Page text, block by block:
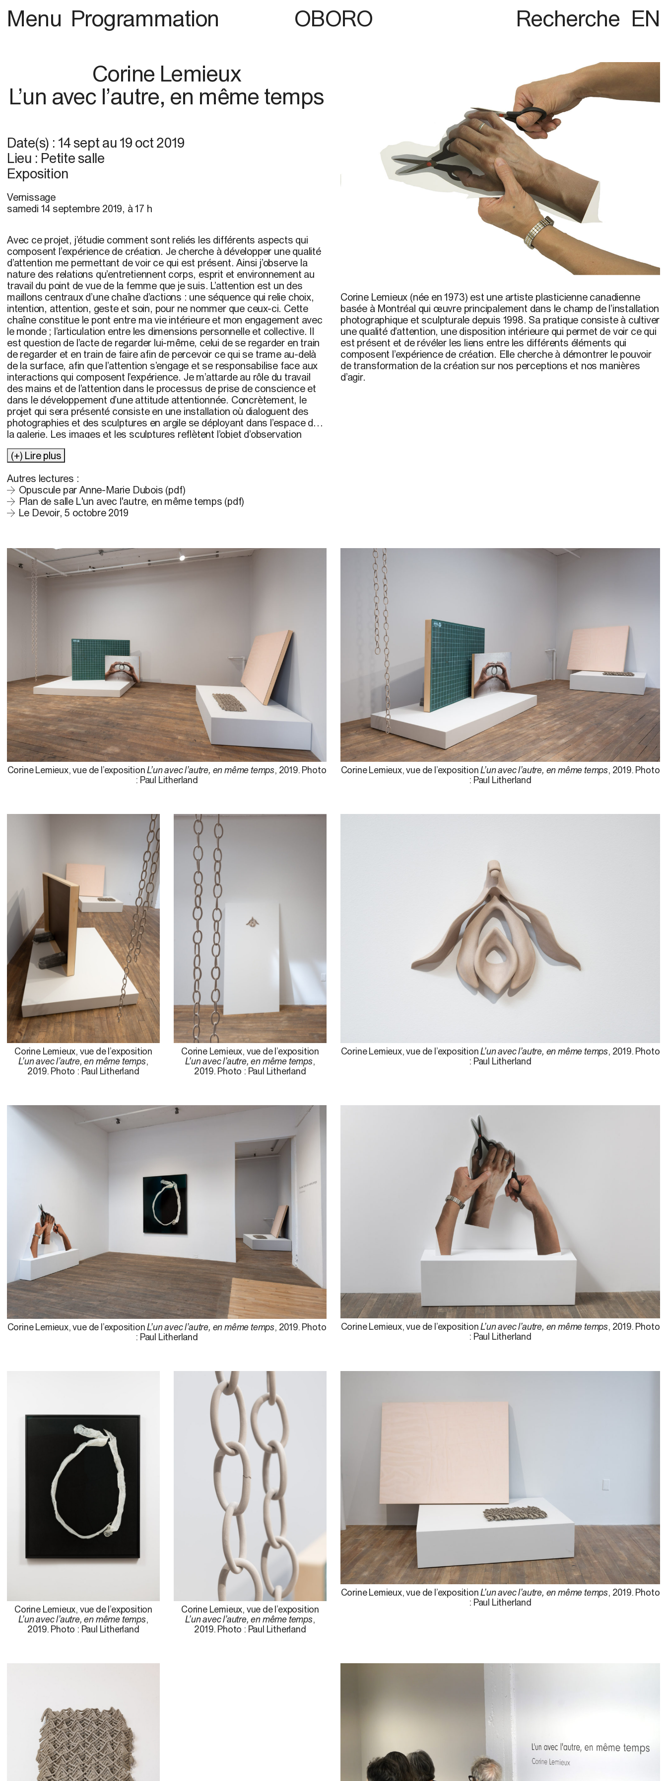
Menu Programmation OBORO Recherche EN
Corine Lemieux
L’un avec l’autre, en même temps
Date(s) : 14 sept au 19 oct 2019
Lieu : Petite salle
Exposition
Vernissage
samedi 14 septembre 2019, à 17 h
Avec ce projet, j’étudie comment sont reliés les différents aspects qui
composent l’expérience de création. Je cherche à développer une qualité
d’attention me permettant de voir ce qui est présent. Ainsi j’observe la
nature des relations qu’entretiennent corps, esprit et environnement au
travail du point de vue de la femme que je suis. L’attention est un des
maillons centraux d’une chaîne d’actions : une séquence qui relie choix,
intention, attention, geste et soin, pour ne nommer que ceux-ci. Cette
chaîne constitue le pont entre ma vie intérieure et mon engagement avec
le monde ; l’articulation entre les dimensions personnelle et collective. Il
est question de l’acte de regarder lui-même, celui de se regarder en train
de regarder et en train de faire afin de percevoir ce qui se trame au-delà
de la surface, afin que l’attention s’engage et se responsabilise face aux
interactions qui composent l’expérience. Je m’attarde au rôle du travail
des mains et de l’attention dans le processus de prise de conscience et
dans le développement d’une attitude attentionnée. Concrètement, le
projet qui sera présenté consiste en une installation où dialoguent des
photographies et des sculptures en argile se déployant dans l’espace de
la galerie. Les images et les sculptures reflètent l’objet d’observation
qu’est ici la pratique de création et sa capacité à activer de nouvelles
relations.
(+) Lire plus
Autres lectures :
Opuscule par Anne-Marie Dubois (pdf)
Plan de salle L'un avec l'autre, en même temps (pdf)
Le Devoir, 5 octobre 2019
Corine Lemieux (née en 1973) est une artiste plasticienne canadienne
basée à Montréal qui œuvre principalement dans le champ de l’installation
photographique et sculpturale depuis 1998. Sa pratique consiste à cultiver
une qualité d’attention, une disposition intérieure qui permet de voir ce qui
est présent et de révéler les liens entre les différents éléments qui
composent l’expérience de création. Elle cherche à démontrer le pouvoir
de transformation de la création sur nos perceptions et nos manières
d’agir.
Corine Lemieux, vue de l’expositionL’un avec l’autre, en même temps, 2019. Photo
: Paul Litherland
Corine Lemieux, vue de l’expositionL’un avec l’autre, en même temps, 2019. Photo
: Paul Litherland
Corine Lemieux, vue de l’exposition
L’un avec l’autre, en même temps,
2019. Photo : Paul Litherland
Corine Lemieux, vue de l’exposition
L’un avec l’autre, en même temps,
2019. Photo : Paul Litherland
Corine Lemieux, vue de l’expositionL’un avec l’autre, en même temps, 2019. Photo
: Paul Litherland
Corine Lemieux, vue de l’expositionL’un avec l’autre, en même temps, 2019. Photo
: Paul Litherland
Corine Lemieux, vue de l’expositionL’un avec l’autre, en même temps, 2019. Photo
: Paul Litherland
Corine Lemieux, vue de l’exposition
L’un avec l’autre, en même temps,
2019. Photo : Paul Litherland
Corine Lemieux, vue de l’exposition
L’un avec l’autre, en même temps,
2019. Photo : Paul Litherland
Corine Lemieux, vue de l’expositionL’un avec l’autre, en même temps, 2019. Photo
: Paul Litherland